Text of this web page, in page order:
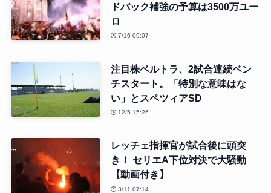
ドバック補強の予算は3500万ユー
ロ
7/16 09:07
注目株ベルトラ、2試合連続ベン
チスタート。「特別な意味はな
い」とスペツィアSD
12/5 15:26
レッチェ指揮官が試合後に頭突
き！ セリエA下位対決で大騒動
【動画付き】
3/11 07:14